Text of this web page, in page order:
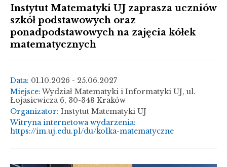
Instytut Matematyki UJ zaprasza uczniów
szkół podstawowych oraz
ponadpodstawowych na zajęcia kółek
matematycznych
Data: 01.10.2026 - 25.06.2027
Miejsce: Wydział Matematyki i Informatyki UJ, ul.
Łojasiewicza 6, 30-348 Kraków
Organizator: Instytut Matematyki UJ
Witryna internetowa wydarzenia:
https://im.uj.edu.pl/du/kolka-matematyczne